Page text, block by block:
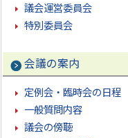
議会運営委員会
特別委員会
会議の案内
定例会・臨時会の日程
一般質問内容
議会の傍聴